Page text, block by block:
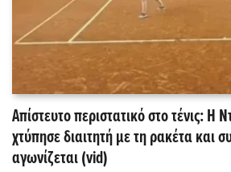
Απίστευτο περιστατικό στο τένις: Η
χτύπησε διαιτητή με τη ρακέτα και
αγωνίζεται (vid)